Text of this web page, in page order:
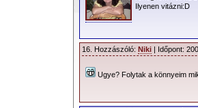
Ilyenen vitázni:D
16. Hozzászóló: Niki | Időpont:
Ugye? Folytak a könnyeim